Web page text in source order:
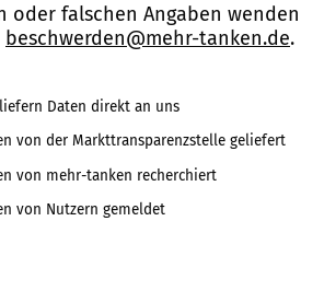
oder falschen Angaben wenden
beschwerden@mehr-tanken.de.
Daten direkt an uns
von der Markttransparenzstelle geliefert
von mehr-tanken recherchiert
von Nutzern gemeldet